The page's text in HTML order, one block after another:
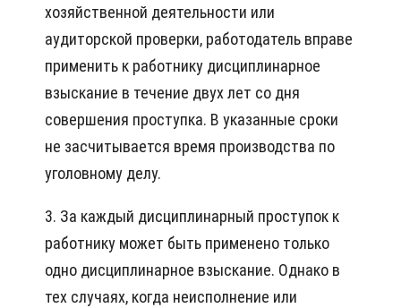
хозяйственной деятельности или
аудиторской проверки, работодатель вправе
применить к работнику дисциплинарное
взыскание в течение двух лет со дня
совершения проступка. В указанные сроки
не засчитывается время производства по
уголовному делу.
3. За каждый дисциплинарный проступок к
работнику может быть применено только
одно дисциплинарное взыскание. Однако в
тех случаях, когда неисполнение или